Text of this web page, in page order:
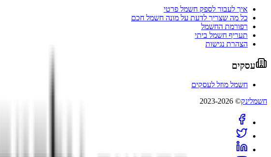
איך לעבור לספק חשמל פרטי
כל מה שצריך לדעת על מונה חשמל חכם
רפורמת החשמל
תעריף חשמל ביתי
הצהרת נגישות
עסקים
חשמל מוזל לעסקים
חשמלינק© 2023-2026